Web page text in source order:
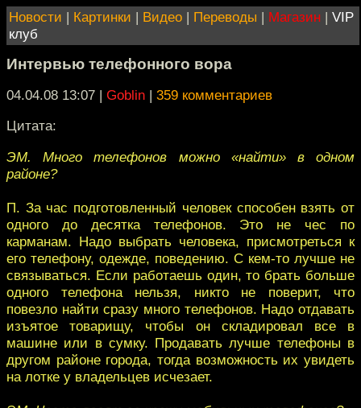
Новости | Картинки | Видео | Переводы | Магазин | VIP
клуб
Интервью телефонного вора
04.04.08 13:07 | Goblin | 359 комментариев
Цитата:
ЭМ. Много телефонов можно «найти» в одном
районе?
П. За час подготовленный человек способен взять от
одного до десятка телефонов. Это не чес по
карманам. Надо выбрать человека, присмотреться к
его телефону, одежде, поведению. С кем-то лучше не
связываться. Если работаешь один, то брать больше
одного телефона нельзя, никто не поверит, что
повезло найти сразу много телефонов. Надо отдавать
изъятое товарищу, чтобы он складировал все в
машине или в сумку. Продавать лучше телефоны в
другом районе города, тогда возможность их увидеть
на лотке у владельцев исчезает.